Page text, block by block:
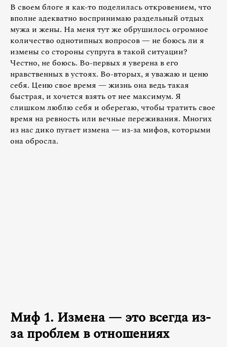
В своем блоге я как-то поделилась откровением, что
вполне адекватно воспринимаю раздельный отдых
мужа и жены. На меня тут же обрушилось огромное
количество однотипных вопросов — не боюсь ли я
измены со стороны супруга в такой ситуации?
Честно, не боюсь. Во-первых я уверена в его
нравственных в устоях. Во-вторых, я уважаю и ценю
себя. Ценю свое время — жизнь она ведь такая
быстрая, и хочется взять от нее максимум. Я
слишком люблю себя и оберегаю, чтобы тратить свое
время на ревность или вечные переживания. Многих
из нас дико пугает измена — из-за мифов, которыми
она обросла.
Миф 1. Измена — это всегда из-
за проблем в отношениях